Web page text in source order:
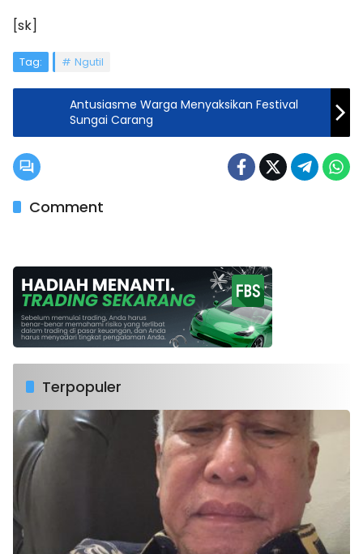
[sk]
Tag: Ngutil
Antusiasme Warga Menyaksikan Festival
Sungai Carang
Comment
Terpopuler